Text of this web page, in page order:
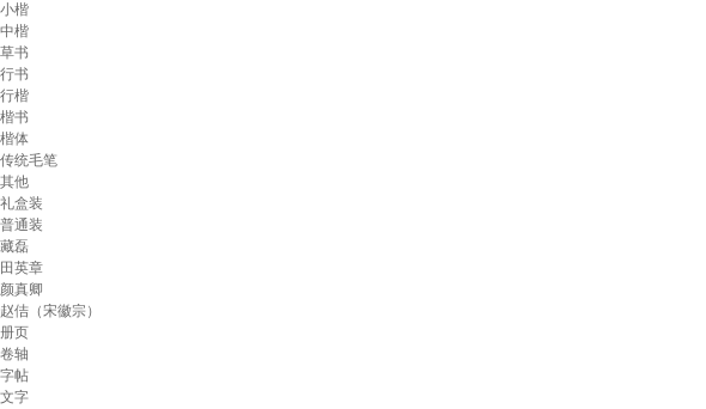
小楷
中楷
草书
行书
行楷
楷书
楷体
传统毛笔
其他
礼盒装
普通装
藏磊
田英章
颜真卿
赵佶（宋徽宗）
册页
卷轴
字帖
文字